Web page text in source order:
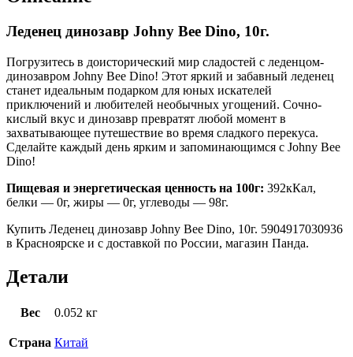
Леденец динозавр Johny Bee Dino, 10г.
Погрузитесь в доисторический мир сладостей с леденцом-
динозавром Johny Bee Dino! Этот яркий и забавный леденец
станет идеальным подарком для юных искателей
приключений и любителей необычных угощений. Сочно-
кислый вкус и динозавр превратят любой момент в
захватывающее путешествие во время сладкого перекуса.
Сделайте каждый день ярким и запоминающимся с Johny Bee
Dino!
Пищевая и энергетическая ценность на 100г: 392кКал,
белки — 0г, жиры — 0г, углеводы — 98г.
Купить Леденец динозавр Johny Bee Dino, 10г. 5904917030936
в Красноярске и с доставкой по России, магазин Панда.
Детали
Вес 0.052 кг
Страна Китай